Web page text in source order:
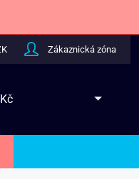
Zákaznická zóna